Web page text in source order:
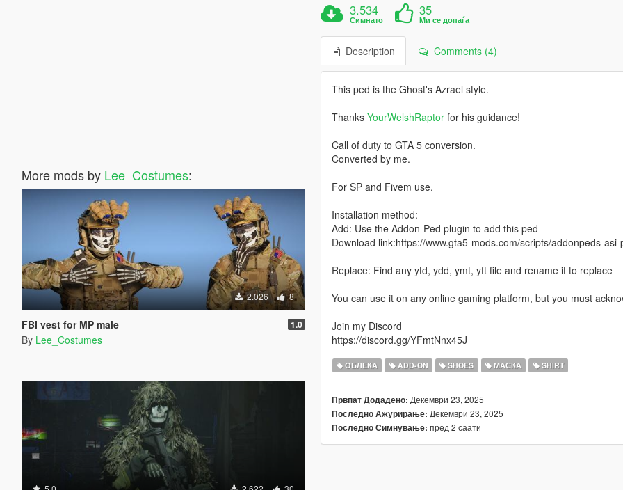
More mods by Lee_Costumes:
2.026 8
FBI vest for MP male 1.0
By Lee_Costumes
3.534
Симнато
35
Ми се допаѓа
Description Comments (4)
This ped is the Ghost's Azrael style.
Thanks YourWelshRaptorfor his guidance!
Call of duty to GTA 5 conversion.
Converted by me.
For SP and Fivem use.
Installation method:
Add: Use the Addon-Ped plugin to add this ped
Download link:https://www.gta5-mods.com/scripts/addonpeds-
Replace: Find any ytd, ydd, ymt, yft file and rename it to replace
You can use it on any online gaming platform, but you must
Join my Discord
https://discord.gg/YFmtNnx45J
ОБЛЕКА ADD-ON SHOES МАСКА SHIRT
Првпат Додадено: Декември 23, 2025
Последно Ажурирање: Декември 23, 2025
Последно Симнување: пред 2 саати